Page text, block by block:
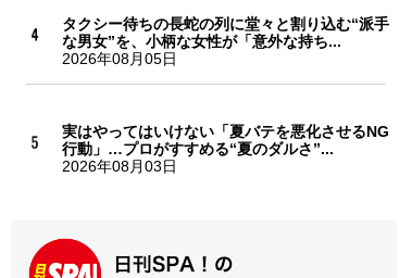
タクシー待ちの長蛇の列に堂々と割り込む“派手
な男女”を、小柄な女性が「意外な持ち...
2026年08月05日
実はやってはいけない「夏バテを悪化させるNG
行動」…プロがすすめる“夏のダルさ”...
2026年08月03日